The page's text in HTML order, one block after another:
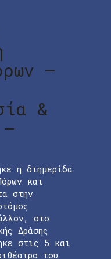
–
&
η διημερίδα
και
στην
στο
Δράσης
στις 5 και
του